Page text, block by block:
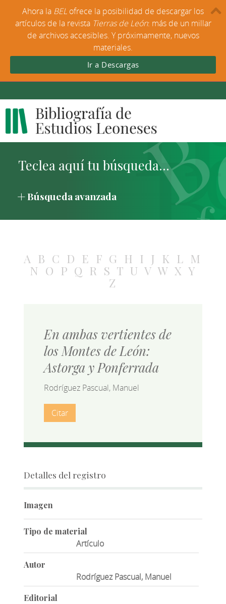
Búsqueda avanzada
A B C D E F G H I J K L M
N O P Q R S T U V W X Y
Z
En ambas vertientes de
los Montes de León:
Astorga y Ponferrada
Rodríguez Pascual, Manuel
Citar
Detalles del registro
Imagen
Tipo de material
Artículo
Autor
Rodríguez Pascual, Manuel
Editorial
Ahora la BEL ofrece la posibilidad de descargar los
artículos de la revista Tierras de León: más de un millar
de archivos accesibles. Y próximamente, nuevos
materiales.
Ir a Descargas